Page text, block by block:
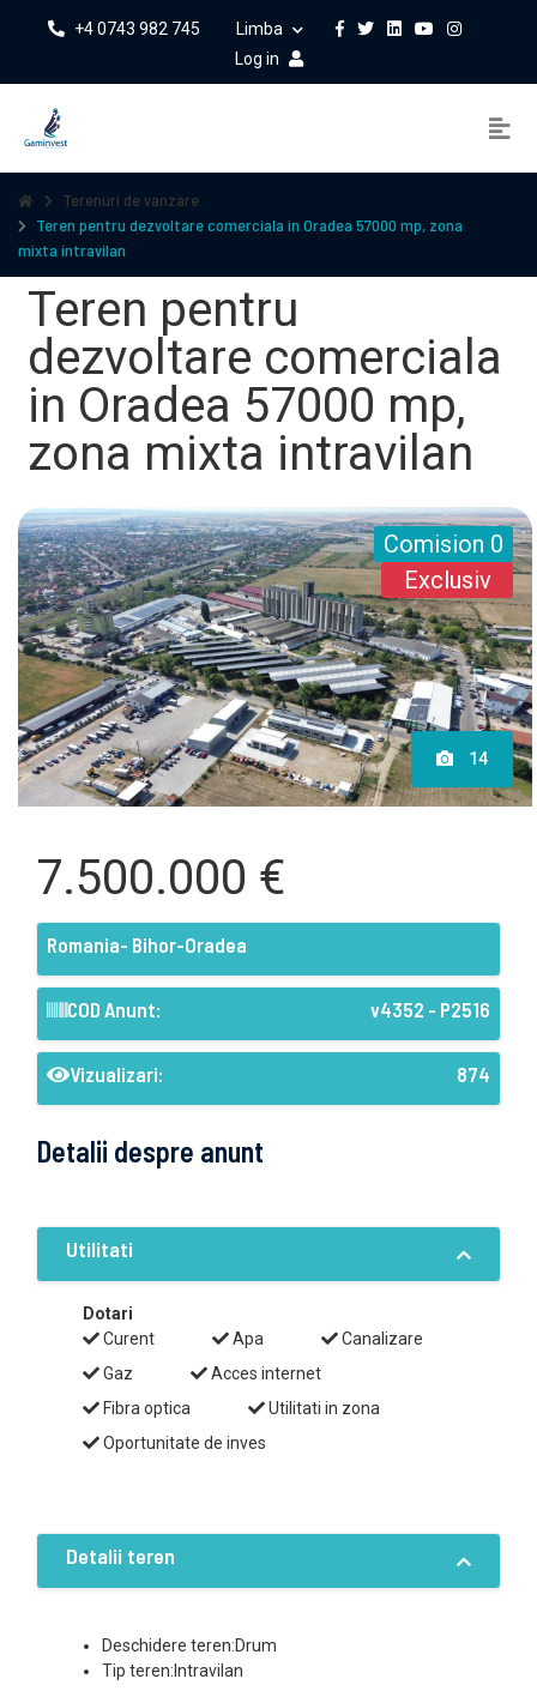
+4 0743 982 745
Limba
Log in
Terenuri de vanzare
Teren pentru dezvoltare comerciala in Oradea 57000 mp, zona
mixta intravilan
Teren pentru
dezvoltare comerciala
in Oradea 57000 mp,
zona mixta intravilan
Comision 0
Exclusiv
14
7.500.000 €
Romania- Bihor-Oradea
COD Anunt: v4352 - P2516
Vizualizari: 874
Detalii despre anunt
Utilitati
Dotari
Curent
Apa
Canalizare
Gaz
Acces internet
Fibra optica
Utilitati in zona
Oportunitate de inves
Detalii teren
Deschidere teren:Drum
Tip teren:Intravilan